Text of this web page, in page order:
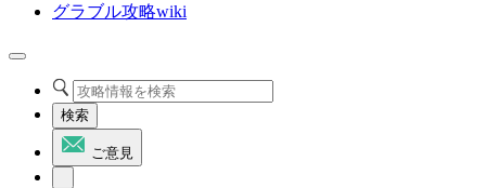
グラブル攻略wiki
検索
ご意見